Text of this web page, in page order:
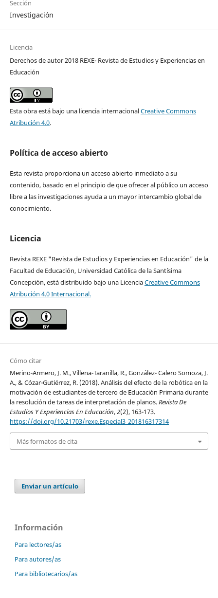
Sección
Investigación
Licencia
Derechos de autor 2018 REXE- Revista de Estudios y Experiencias en
Educación
Esta obra está bajo una licencia internacionalCreative Commons
Atribución 4.0.
Política de acceso abierto
Esta revista proporciona un acceso abierto inmediato a su
contenido, basado en el principio de que ofrecer al público un acceso
libre a las investigaciones ayuda a un mayor intercambio global de
conocimiento.
Licencia
Revista REXE "Revista de Estudios y Experiencias en Educación" de la
Facultad de Educación, Universidad Católica de la Santísima
Concepción, está distribuido bajo una LicenciaCreative Commons
Atribución 4.0 Internacional.
Cómo citar
Merino-Armero, J. M., Villena-Taranilla, R., González- Calero Somoza, J.
A., & Cózar-Gutiérrez, R. (2018). Análisis del efecto de la robótica en la
motivación de estudiantes de tercero de Educación Primaria durante
la resolución de tareas de interpretación de planos.Revista De
Estudios Y Experiencias En Educación,2(2), 163-173.
https://doi.org/10.21703/rexe.Especial3_201816317314
Más formatos de cita
Enviar un artículo
Información
Para lectores/as
Para autores/as
Para bibliotecarios/as